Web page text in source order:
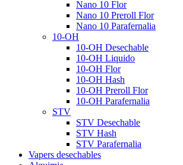
Nano 10 Flor
Nano 10 Preroll Flor
Nano 10 Parafernalia
10-OH
10-OH Desechable
10-OH Liquido
10-OH Flor
10-OH Hash
10-OH Preroll Flor
10-OH Parafernalia
STV
STV Desechable
STV Hash
STV Parafernalia
Vapers desechables